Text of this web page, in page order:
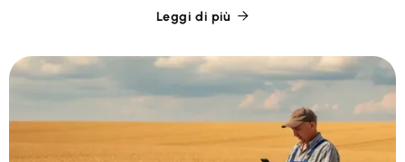
Leggi di più 